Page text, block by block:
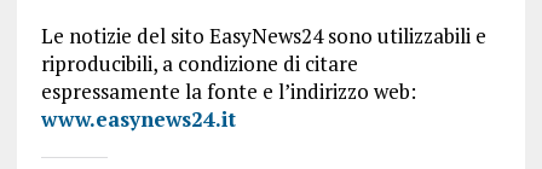
Le notizie del sito EasyNews24 sono utilizzabili e
riproducibili, a condizione di citare
espressamente la fonte e l’indirizzo web:
www.easynews24.it